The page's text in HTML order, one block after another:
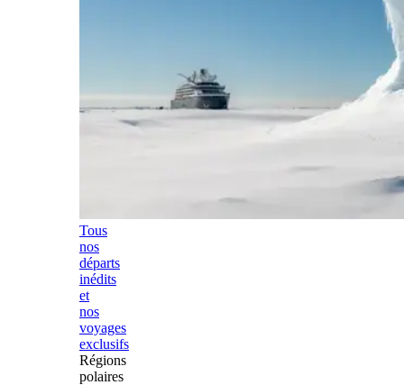
Tous
nos
départs
inédits
et
nos
voyages
exclusifs
Régions
polaires